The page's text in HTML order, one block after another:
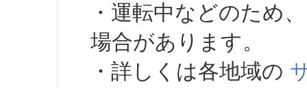
・運転中などのため
場合があります。
・詳しくは各地域の